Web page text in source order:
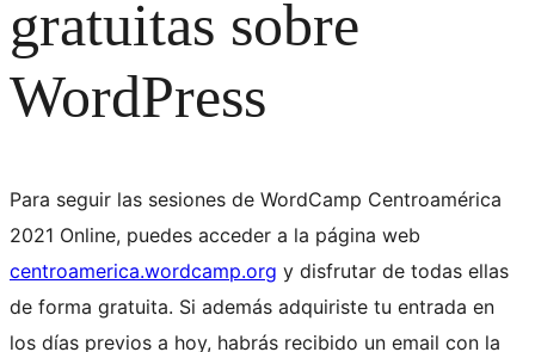
gratuitas sobre
WordPress
Para seguir las sesiones de WordCamp Centroamérica
2021 Online, puedes acceder a la página web
centroamerica.wordcamp.org y disfrutar de todas ellas
de forma gratuita. Si además adquiriste tu entrada en
los días previos a hoy, habrás recibido un email con la